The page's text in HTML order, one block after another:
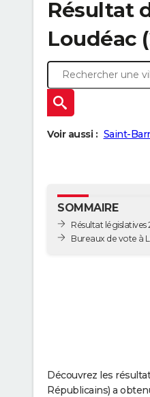
Résultat
Loudéac
Voir aussi : Saint-
SOMMAIRE
Résultat
Découvrez les
Républicains) a